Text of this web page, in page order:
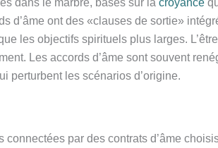
dans le marbre, basés sur la croyance
d’âme ont des «clauses de sortie»
les objectifs spirituels plus larges.
Les accords d’âme sont souvent
perturbent les scénarios d’origine.
par des contrats d’âme